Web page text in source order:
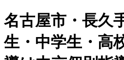
名古屋市・長久
生・中学生・高